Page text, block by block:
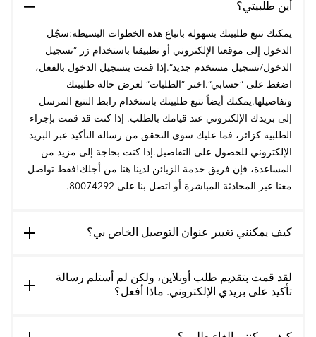
أين طلبيتي؟
يمكنك تتبع طلبيتك بسهولة باتباع هذه الخطوات البسيطة:سجّل
الدخول إلى موقعنا الإلكتروني أو تطبيقنا باستخدام زر ”تسجيل
الدخول/تسجيل مستخدم جديد“.إذا قمت بتسجيل الدخول بالفعل،
اضغط على ”حسابي“.اختر ”الطلبات“ لعرض حالة طلبيتك
وتفاصيلها.يمكنك أيضاً تتبع طلبيتك باستخدام رابط التتبع المرسل
إلى بريدك الإلكتروني عند قيامك بالطلب. إذا كنت قد قمت بإجراء
الطلبية كزائر، فما عليك سوى التحقق من رسالة التأكيد عبر البريد
الإلكتروني للحصول على التفاصيل.إذا كنت بحاجة إلى مزيد من
المساعدة، فإن فريق خدمة الزبائن لدينا هنا من أجلك!فقط تواصل
معنا عبر المحادثة المباشرة أو اتصل بنا على 80074292.
كيف يمكنني تغيير عنوان التوصيل الخاص بي؟
لقد قمت بتقديم طلب أونلاين، ولكن لم أستلم رسالة
تأكيد على بريدي الإلكتروني. ماذا أفعل؟